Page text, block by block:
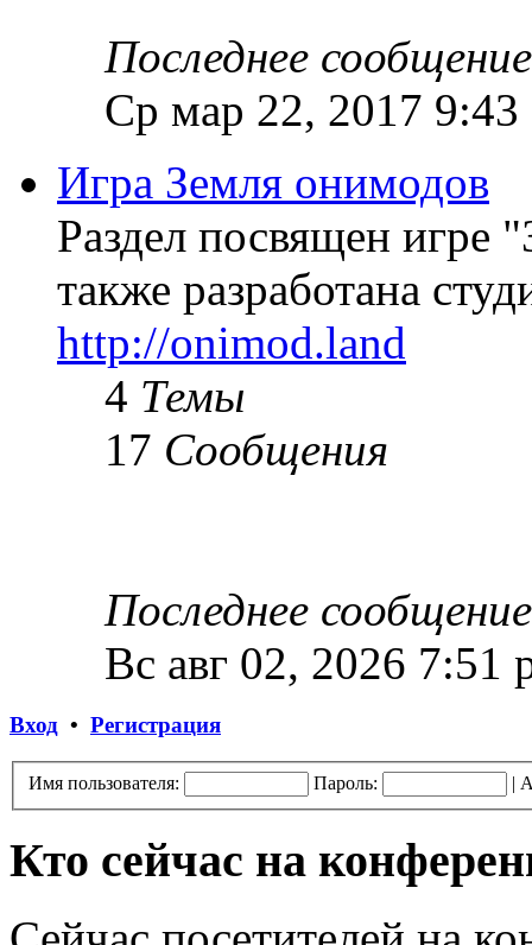
Последнее сообщение
Ср мар 22, 2017 9:43
Игра Земля онимодов
Раздел посвящен игре
также разработана
http://onimod.land
4 Темы
17 Сообщения
Последнее сообщение
Вс авг 02, 2026 7:51
Вход • Регистрация
Имя пользователя: Пароль: |
Кто сейчас на